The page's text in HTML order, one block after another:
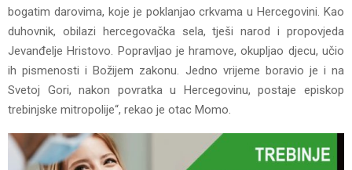
bogatim darovima, koje je poklanjao crkvama u Hercegovini. Kao
duhovnik, obilazi hercegovačka sela, tješi narod i propovjeda
Jevanđelje Hristovo. Popravljao je hramove, okupljao djecu, učio
ih pismenosti i Božijem zakonu. Jedno vrijeme boravio je i na
Svetoj Gori, nakon povratka u Hercegovinu, postaje episkop
trebinjske mitropolije“, rekao je otac Momo.